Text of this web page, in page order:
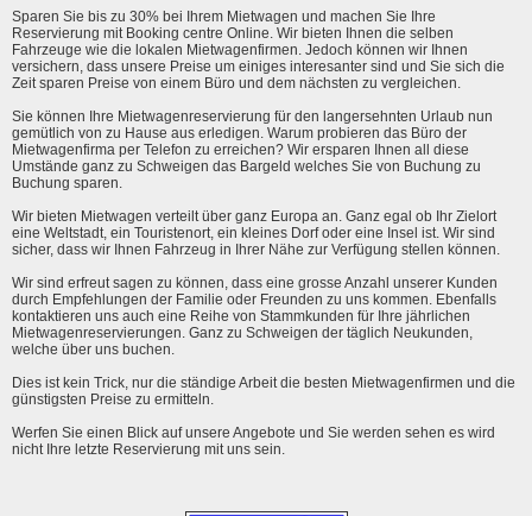
Sparen Sie bis zu 30% bei Ihrem Mietwagen und machen Sie Ihre
Reservierung mit Booking centre Online. Wir bieten Ihnen die selben
Fahrzeuge wie die lokalen Mietwagenfirmen. Jedoch können wir Ihnen
versichern, dass unsere Preise um einiges interesanter sind und Sie sich die
Zeit sparen Preise von einem Büro und dem nächsten zu vergleichen.
Sie können Ihre Mietwagenreservierung für den langersehnten Urlaub nun
gemütlich von zu Hause aus erledigen. Warum probieren das Büro der
Mietwagenfirma per Telefon zu erreichen? Wir ersparen Ihnen all diese
Umstände ganz zu Schweigen das Bargeld welches Sie von Buchung zu
Buchung sparen.
Wir bieten Mietwagen verteilt über ganz Europa an. Ganz egal ob Ihr Zielort
eine Weltstadt, ein Touristenort, ein kleines Dorf oder eine Insel ist. Wir sind
sicher, dass wir Ihnen Fahrzeug in Ihrer Nähe zur Verfügung stellen können.
Wir sind erfreut sagen zu können, dass eine grosse Anzahl unserer Kunden
durch Empfehlungen der Familie oder Freunden zu uns kommen. Ebenfalls
kontaktieren uns auch eine Reihe von Stammkunden für Ihre jährlichen
Mietwagenreservierungen. Ganz zu Schweigen der täglich Neukunden,
welche über uns buchen.
Dies ist kein Trick, nur die ständige Arbeit die besten Mietwagenfirmen und die
günstigsten Preise zu ermitteln.
Werfen Sie einen Blick auf unsere Angebote und Sie werden sehen es wird
nicht Ihre letzte Reservierung mit uns sein.